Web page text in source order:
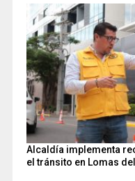
Alcaldía implementa
el tránsito en Lomas